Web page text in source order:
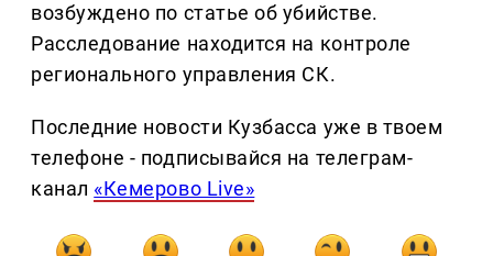
возбуждено по статье об убийстве.
Расследование находится на контроле
регионального управления СК.
Последние новости Кузбасса уже в твоем
телефоне - подписывайся на телеграм-
канал «Кемерово Live»